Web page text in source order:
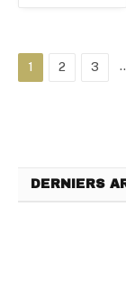
1 2 3
DERNIERS